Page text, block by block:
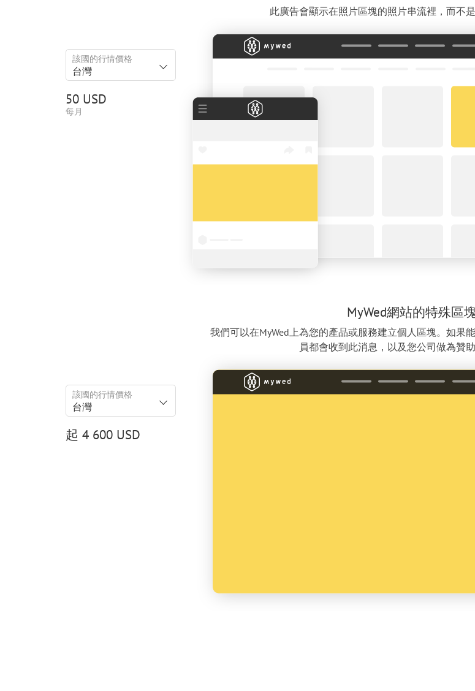
此廣告會顯示在照片區塊的照片串流裡，而不
該國的行情價格
台灣
50 USD
每月
MyWed網站的特殊區
我們可以在MyWed上為您的產品或服務建立個人區塊。如果
員都會收到此消息，以及您公司做為贊助
該國的行情價格
台灣
起 4 600 USD